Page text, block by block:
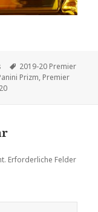
Schlagwörter
2019-20 Premier
Prizm, Premier
Erforderliche Felder